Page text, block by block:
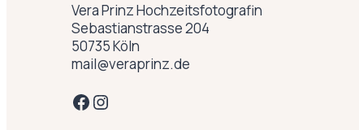
Vera Prinz Hochzeitsfotografin
Sebastianstrasse 204
50735 Köln
mail@veraprinz.de
Facebook
Instagram